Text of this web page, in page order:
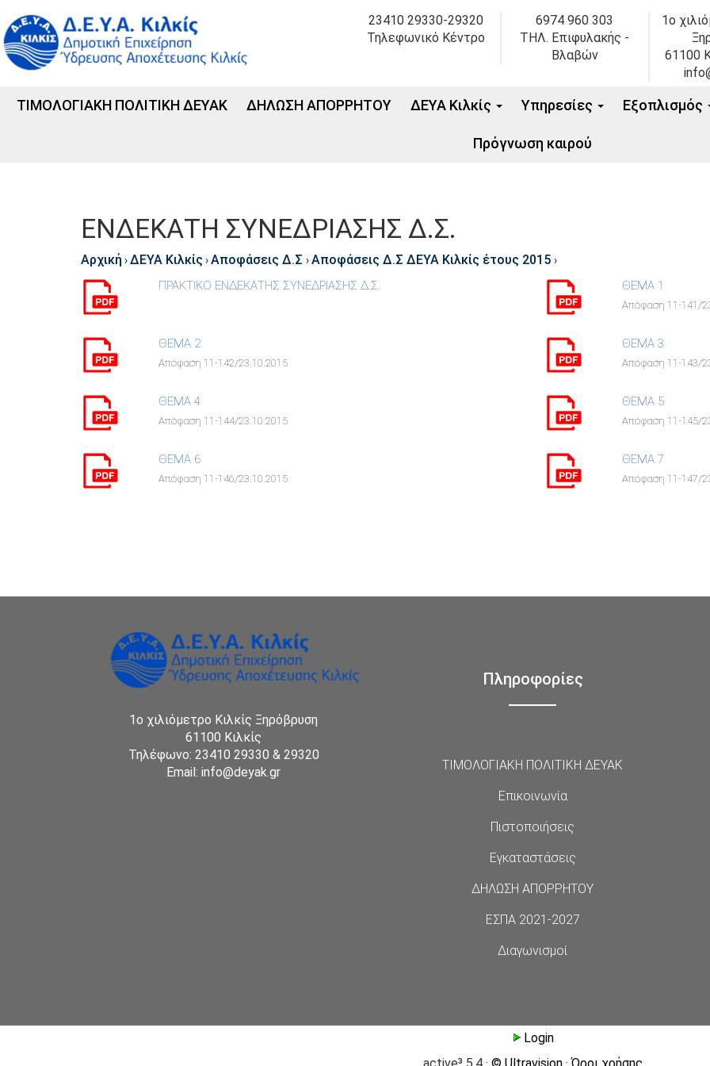
23410 29330-29320
Τηλεφωνικό Κέντρο
6974 960 303
ΤΗΛ. Επιφυλακής -
Βλαβών
1ο
61100
ΤΙΜΟΛΟΓΙΑΚΗ ΠΟΛΙΤΙΚΗ ΔΕΥΑΚ ΔΗΛΩΣΗ ΑΠΟΡΡΗΤΟΥ ΔΕΥΑ Κιλκίς Υπηρεσίες Εξοπλισμός
Πρόγνωση καιρού
ΕΝΔΕΚΑΤΗ ΣΥΝΕΔΡΙΑΣΗΣ Δ.Σ.
Αρχική ›ΔΕΥΑ Κιλκίς ›Αποφάσεις Δ.Σ ›Αποφάσεις Δ.Σ ΔΕΥΑ Κιλκίς έτους 2015 ›
ΠΡΑΚΤΙΚΟ ΕΝΔΕΚΑΤΗΣ ΣΥΝΕΔΡΙΑΣΗΣ Δ.Σ. ΘΕΜΑ 1
Απόφαση 11-141/
ΘΕΜΑ 2
Απόφαση 11-142/23.10.2015
ΘΕΜΑ 3
Απόφαση 11-143/
ΘΕΜΑ 4
Απόφαση 11-144/23.10.2015
ΘΕΜΑ 5
Απόφαση 11-145/
ΘΕΜΑ 6
Απόφαση 11-146/23.10.2015
ΘΕΜΑ 7
Απόφαση 11-147/
1ο χιλιόμετρο Κιλκίς Ξηρόβρυση
61100 Κιλκίς
Τηλέφωνο: 23410 29330 & 29320
Email: info@deyak.gr
Πληροφορίες
ΤΙΜΟΛΟΓΙΑΚΗ ΠΟΛΙΤΙΚΗ ΔΕΥΑΚ
Επικοινωνία
Πιστοποιήσεις
Εγκαταστάσεις
ΔΗΛΩΣΗ ΑΠΟΡΡΗΤΟΥ
ΕΣΠΑ 2021-2027
Διαγωνισμοί
Login